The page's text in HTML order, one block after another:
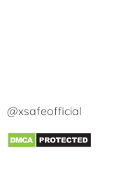
@xsafeofficial